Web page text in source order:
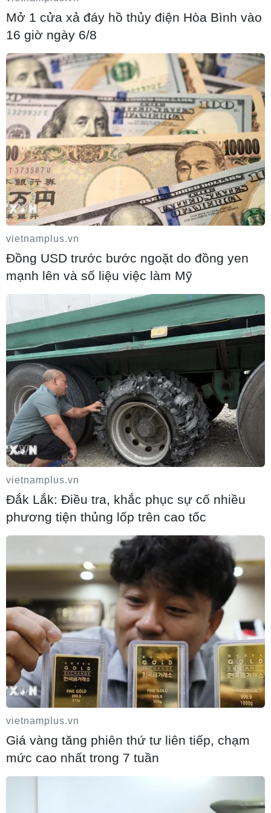
thông trên địa bàn thành phố Hà Nội.
Mở 1 cửa xả đáy hồ thủy điện Hòa Bình vào
16 giờ ngày 6/8
vietnamplus.vn
Đồng USD trước bước ngoặt do đồng yen
mạnh lên và số liệu việc làm Mỹ
vietnamplus.vn
Đắk Lắk: Điều tra, khắc phục sự cố nhiều
phương tiện thủng lốp trên cao tốc
vietnamplus.vn
Giá vàng tăng phiên thứ tư liên tiếp, chạm
mức cao nhất trong 7 tuần